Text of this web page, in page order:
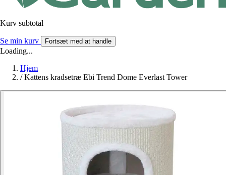
Kurv subtotal
Se min kurv Fortsæt med at handle
Loading...
Hjem
/ Kattens kradsetræ Ebi Trend Dome Everlast Tower